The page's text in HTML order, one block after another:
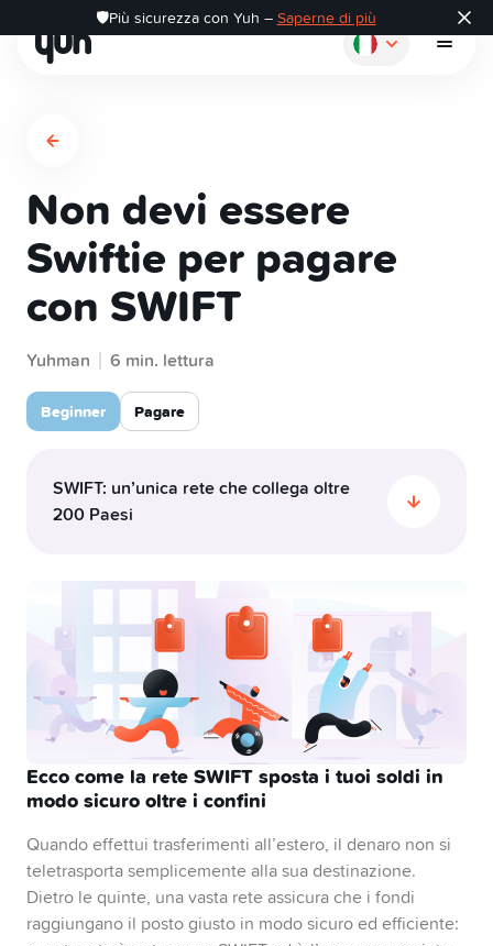
🛡️Più sicurezza con Yuh – Saperne di più
Come funziona
Pagare
Risparmiare
Investire
Pilastro 3a
Conto congiunto
Yuh 14+
Non devi essere
Swiftie per pagare
con SWIFT
Yuhman 6 min. lettura
Beginner Pagare
SWIFT: un’unica rete che collega oltre
200 Paesi
istituti finanziari in più di 200 Paesi, facilitando
transazioni internazionali sicure e standardizzate.
Questa vasta rete garantisce che i fondi
raggiungano la loro destinazione in sicurezza,
rendendo il sistema bancario globale senza
interruzioni ed efficiente.
Ecco come la rete SWIFT sposta i tuoi soldi in
modo sicuro oltre i confini
Quando effettui trasferimenti all’estero, il denaro non si
teletrasporta semplicemente alla sua destinazione.
Dietro le quinte, una vasta rete assicura che i fondi
raggiungano il posto giusto in modo sicuro ed efficiente: